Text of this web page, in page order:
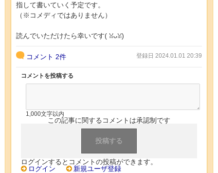
指して書いていく予定です。
（※コメディではありません）
読んでいただけたら幸いです(⁠ ⁠ꈍ⁠ᴗ⁠ꈍ⁠)
コメント 2件 登録日 2024.01.01 20:39
コメントを投稿する
1,000文字以内
この記事に関するコメントは承認制です
ログインするとコメントの投稿ができます。
ログイン
新規ユーザ登録